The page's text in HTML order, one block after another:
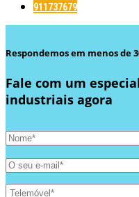
911737679
Respondemos em menos de
Fale com um
industriais agora